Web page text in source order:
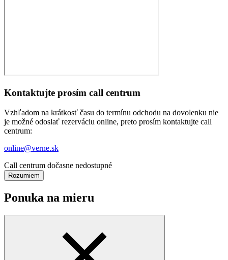
Kontaktujte prosím call centrum
Vzhľadom na krátkosť času do termínu odchodu na dovolenku nie
je možné odoslať rezerváciu online, preto prosím kontaktujte call
centrum:
online@verne.sk
Call centrum dočasne nedostupné
Rozumiem
Ponuka na mieru